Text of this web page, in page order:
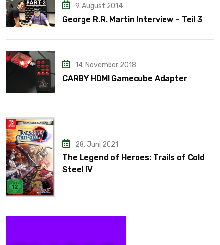
9. August 2014
George R.R. Martin Interview – Teil 3
14. November 2018
CARBY HDMI Gamecube Adapter
28. Juni 2021
The Legend of Heroes: Trails of Cold
Steel IV